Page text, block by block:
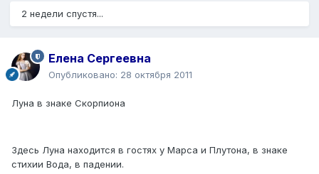
2 недели спустя...
Елена Сергеевна
Опубликовано: 28 октября 2011
Луна в знаке Скорпиона
Здесь Луна находится в гостях у Марса и Плутона, в знаке
стихии Вода, в падении.